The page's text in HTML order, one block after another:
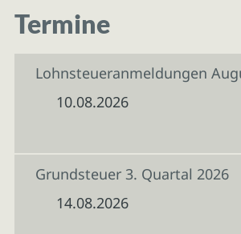
Termine
Lohnsteueranmeldungen
10.08.2026
Grundsteuer 3. Quartal 2026
14.08.2026